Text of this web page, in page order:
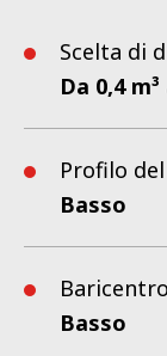
Scelta di
Da 0,4 m³
Profilo
Basso
Basso